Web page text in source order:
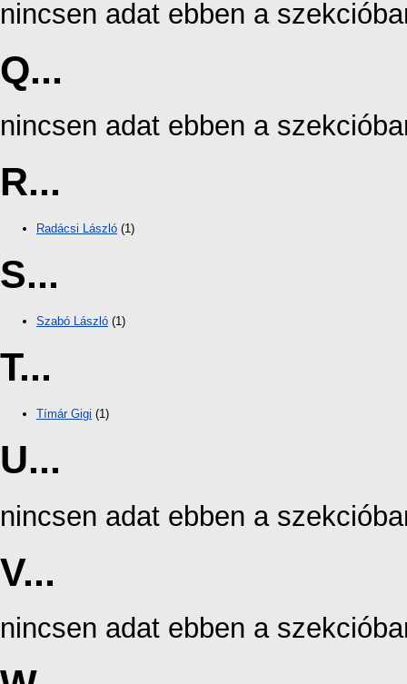
nincsen adat ebben a
Q...
nincsen adat ebben a
R...
Radácsi László (1)
S...
Szabó László (1)
T...
Tímár Gigi (1)
U...
nincsen adat ebben a
V...
nincsen adat ebben a